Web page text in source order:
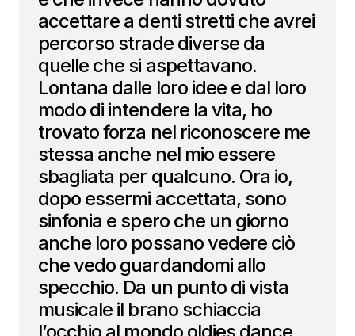
accettare a denti stretti che avrei
percorso strade diverse da
quelle che si aspettavano.
Lontana dalle loro idee e dal loro
modo di intendere la vita, ho
trovato forza nel riconoscere me
stessa anche nel mio essere
sbagliata per qualcuno. Ora io,
dopo essermi accettata, sono
sinfonia e spero che un giorno
anche loro possano vedere ciò
che vedo guardandomi allo
specchio. Da un punto di vista
musicale il brano schiaccia